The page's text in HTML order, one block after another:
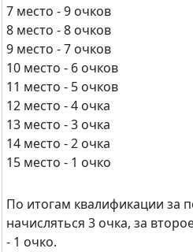
7 место - 9 очков
8 место - 8 очков
9 место - 7 очков
10 место - 6 очков
11 место - 5 очков
12 место - 4 очка
13 место - 3 очка
14 место - 2 очка
15 место - 1 очко
По итогам квалификации за
начисляться 3 очка, за
- 1 очко.